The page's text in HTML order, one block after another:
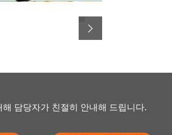
담당자가 친절히 안내해 드립니다.